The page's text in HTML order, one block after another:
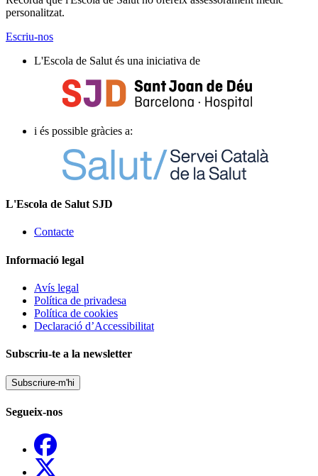
personalitzat.
Escriu-nos
L'Escola de Salut és una iniciativa de
i és possible gràcies a:
L'Escola de Salut SJD
Contacte
Informació legal
Avís legal
Política de privadesa
Política de cookies
Declaració d’Accessibilitat
Subscriu-te a la newsletter
Subscriure-m'hi
Segueix-nos